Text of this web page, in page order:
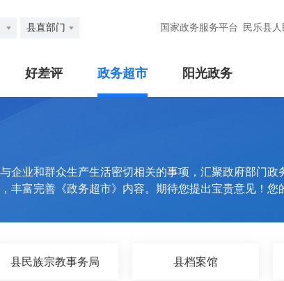
县直部门 国家政务服务平台 民乐县
好差评 政务超市 阳光政务
企业和群众生产生活密切相关的事项，汇聚政府部门
丰富完善《政务超市》内容。期待您提出宝贵意见！
县民族宗教事务局 县档案馆